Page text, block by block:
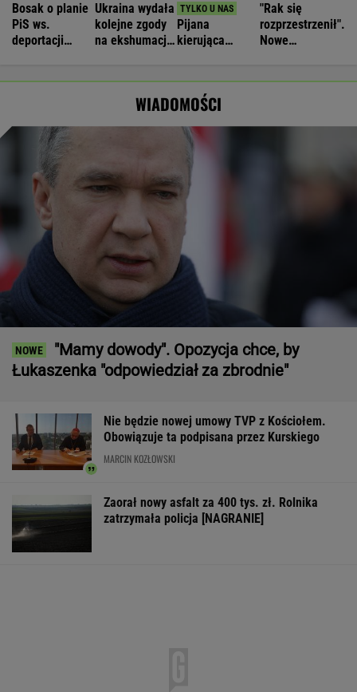
Bosak o planie
PiS ws.
deportacji
Ukraina wydała
kolejne zgody
na ekshumacje
Pijana
kierująca
chciał wypłacić
"Rak się
rozprzestrzenił".
Nowe
WIADOMOŚCI
"Mamy dowody". Opozycja chce, by
Łukaszenka "odpowiedział za zbrodnie"
Nie będzie nowej umowy TVP z Kościołem.
Obowiązuje ta podpisana przez Kurskiego
MARCIN KOZŁOWSKI
Zaorał nowy asfalt za 400 tys. zł. Rolnika
zatrzymała policja [NAGRANIE]